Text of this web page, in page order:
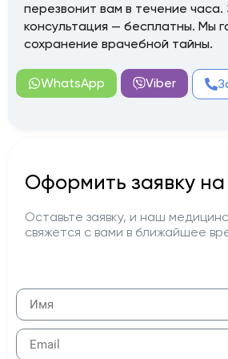
перезвонит вам в течение часа.
консультация — бесплатны. Мы
сохранение врачебной тайны.
WhatsApp Viber
Оформить заявку
Оставьте заявку, и наш
свяжется с вами в ближайшее